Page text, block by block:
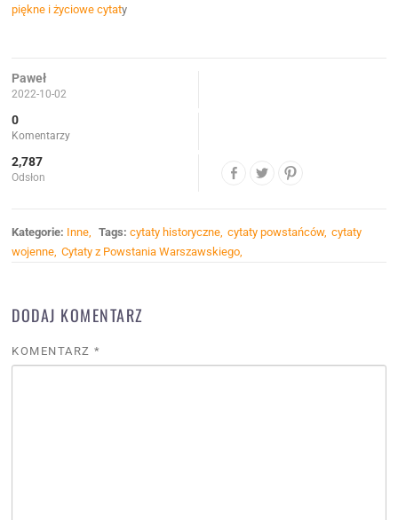
piękne i życiowe cytaty
Paweł
2022-10-02
0
Komentarzy
2,787
Odsłon
Kategorie: Inne Tags: cytaty historyczne cytaty powstańców cytaty
wojenne Cytaty z Powstania Warszawskiego
DODAJ KOMENTARZ
KOMENTARZ*